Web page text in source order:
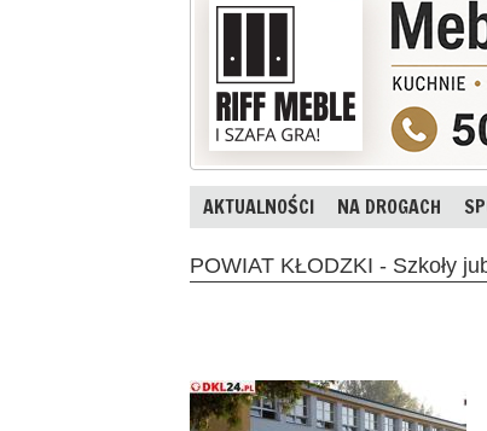
AKTUALNOŚCI NA DROGACH
POWIAT KŁODZKI - Szkoły